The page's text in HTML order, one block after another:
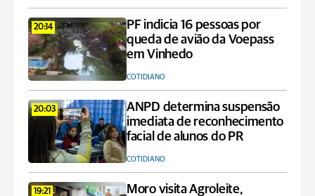
20:14
PF indicia 16 pessoas por
queda de avião da Voepass
em Vinhedo
COTIDIANO
20:03
ANPD determina suspensão
imediata de reconhecimento
facial de alunos do PR
COTIDIANO
19:21
Moro visita Agroleite,